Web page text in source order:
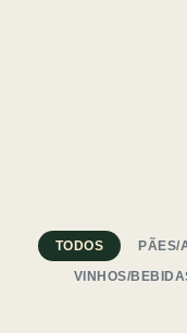
PÃES/
VINHOS/
TODOS